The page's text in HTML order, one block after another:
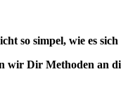
so simpel, wie es
wir Dir Methoden an